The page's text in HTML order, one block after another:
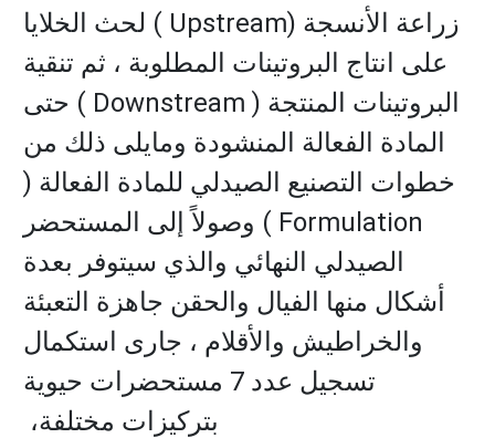
زراعة الأنسجة (Upstream ) لحث الخلايا
على انتاج البروتينات المطلوبة ، ثم تنقية
البروتينات المنتجة ( Downstream ) حتى
المادة الفعالة المنشودة ومايلى ذلك من
خطوات التصنيع الصيدلي للمادة الفعالة (
Formulation ) وصولاً إلى المستحضر
الصيدلي النهائي والذي سيتوفر بعدة
أشكال منها الفيال والحقن جاهزة التعبئة
والخراطيش والأقلام ، جارى استكمال
تسجيل عدد 7 مستحضرات حيوية
بتركيزات مختلفة،